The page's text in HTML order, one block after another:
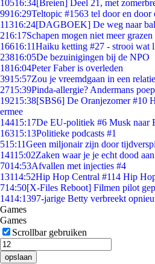
10516:34[Breien] Deel 21, met
9916:29Teltopic #1563 tel door en door
11316:24[DAGBOEK] De weg naar
216:17Schapen mogen niet meer
16616:11Haiku ketting #27 - strooi wat
23816:05De bezuinigingen bij de NPO
1816:04Peter Faber is overleden
3915:57Zou je vreemdgaan in een
2715:39Pinda-allergie? Andermans
19215:38[SBS6] De Oranjezomer #10
ermee
14415:17De EU-politiek #6 Musk naar
16315:13Politieke podcasts #1
515:11Geen miljonair zijn door
14115:02Zaken waar je je echt dood
7014:53Afvallen met injecties #4
13114:52Hip Hop Central #114 Hip
714:50[X-Files Reboot] Filmen pilot
1414:1397-jarige Betty verbreekt
Games
Games
Scrollbar gebruiken
opslaan